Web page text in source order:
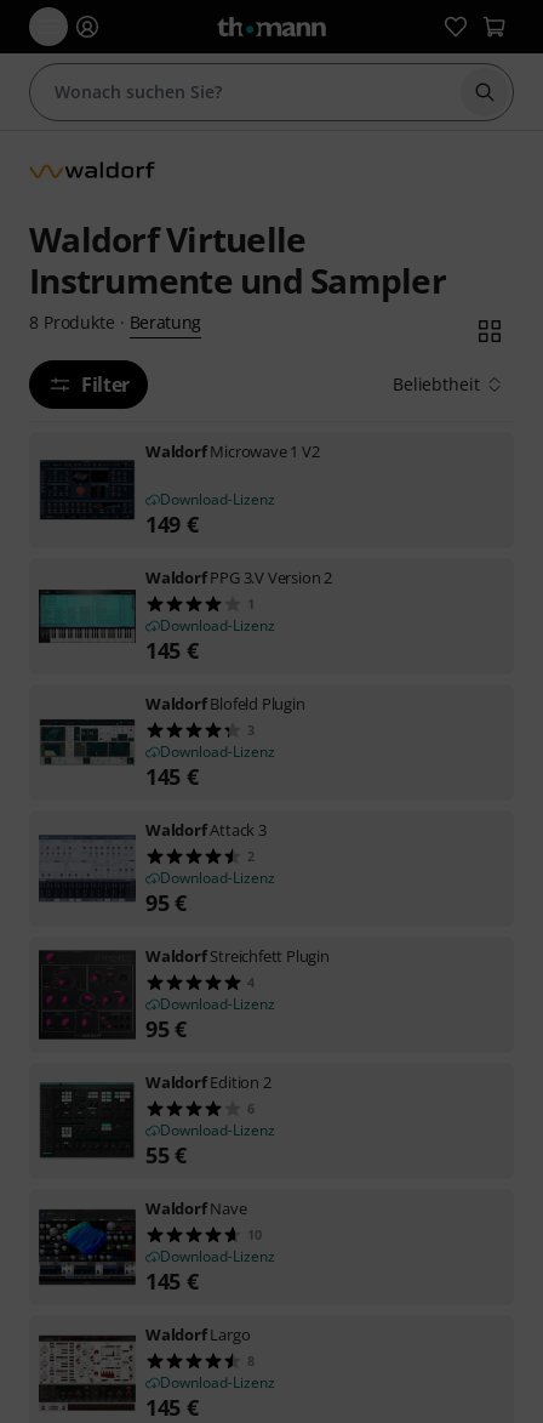
Suche
Waldorf Virtuelle
Instrumente und Sampler
8 Produkte · Beratung
Filter Beliebtheit
WaldorfMicrowave 1 V2
Download-Lizenz
149 €
WaldorfPPG 3.V Version 2
1
Download-Lizenz
145 €
WaldorfBlofeld Plugin
3
Download-Lizenz
145 €
WaldorfAttack 3
2
Download-Lizenz
95€
WaldorfStreichfett Plugin
4
Download-Lizenz
95€
WaldorfEdition 2
6
Download-Lizenz
55€
WaldorfNave
10
Download-Lizenz
145 €
WaldorfLargo
8
Download-Lizenz
145 €